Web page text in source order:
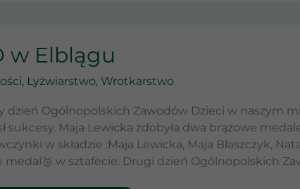
w Elblągu
, Łyżwiarstwo, Wrotkarstwo
dzień Ogólnopolskich Zawodów Dzieci w naszym
sukcesy. Maja Lewicka zdobyła dwa brązowe
w składzie :Maja Lewicka, Maja Błaszczyk,
medal🥉 w sztafecie. Drugi dzień Ogólnopolskich